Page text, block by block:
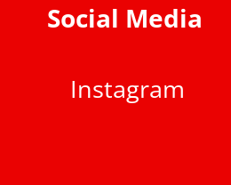
Social Media
Instagram